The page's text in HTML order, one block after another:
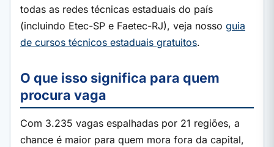
todas as redes técnicas estaduais do país
(incluindo Etec-SP e Faetec-RJ), veja nosso guia
de cursos técnicos estaduais gratuitos.
O que isso significa para quem
procura vaga
Com 3.235 vagas espalhadas por 21 regiões, a
chance é maior para quem mora fora da capital,